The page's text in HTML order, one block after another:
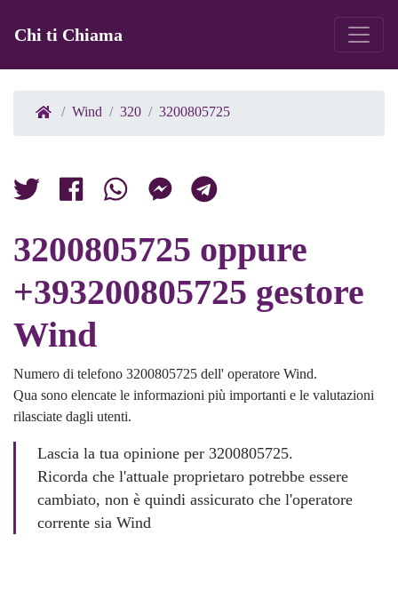
Chi ti Chiama
Wind 320 3200805725
3200805725 oppure
+393200805725 gestore
Wind
Numero di telefono 3200805725 dell' operatore Wind.
Qua sono elencate le informazioni più importanti e le valutazioni
rilasciate dagli utenti.
Lascia la tua opinione per 3200805725.
Ricorda che l'attuale proprietaro potrebbe essere
cambiato, non è quindi assicurato che l'operatore
corrente sia Wind